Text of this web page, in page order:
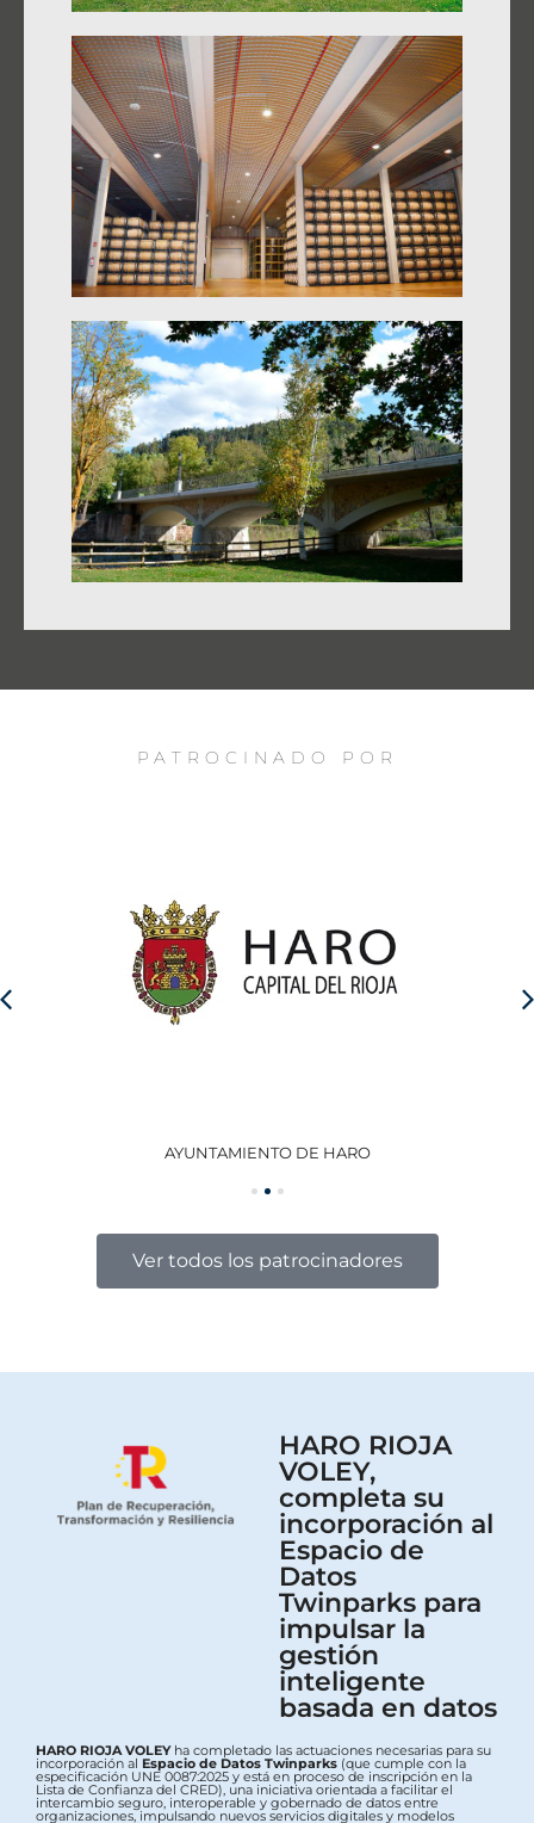
PATROCINADO POR
AYUNTAMIENTO DE HARO
Ver todos los patrocinadores
HARO RIOJA
VOLEY,
completa su
incorporación al
Espacio de
Datos
Twinparks para
impulsar la
gestión
inteligente
basada en datos
HARO RIOJA VOLEYha completado las actuaciones necesarias para su
incorporación al Espacio de Datos Twinparks (que cumple con la
especificación UNE 0087:2025 y está en proceso de inscripción en la
Lista de Confianza del CRED), una iniciativa orientada a facilitar el
intercambio seguro, interoperable y gobernado de datos entre
organizaciones, impulsando nuevos servicios digitales y modelos